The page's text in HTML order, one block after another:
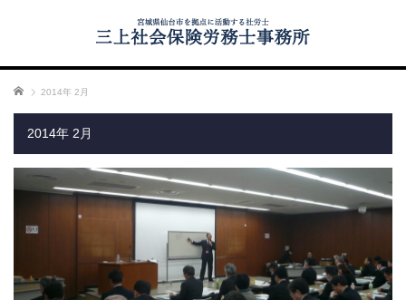
ホーム 2014年 2月
2014年 2月